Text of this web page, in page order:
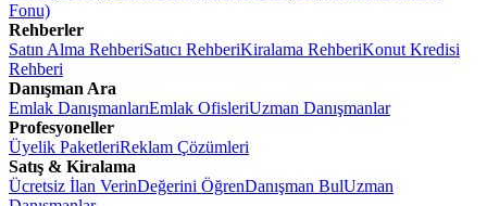
Fonu)
Rehberler
Satın Alma RehberiSatıcı RehberiKiralama RehberiKonut Kredisi
Rehberi
Danışman Ara
Emlak DanışmanlarıEmlak OfisleriUzman Danışmanlar
Profesyoneller
Üyelik PaketleriReklam Çözümleri
Satış & Kiralama
Ücretsiz İlan VerinDeğerini ÖğrenDanışman BulUzman